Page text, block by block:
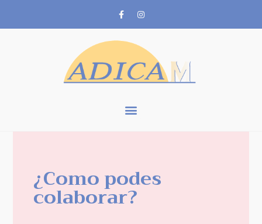
¿Como podes
colaborar?